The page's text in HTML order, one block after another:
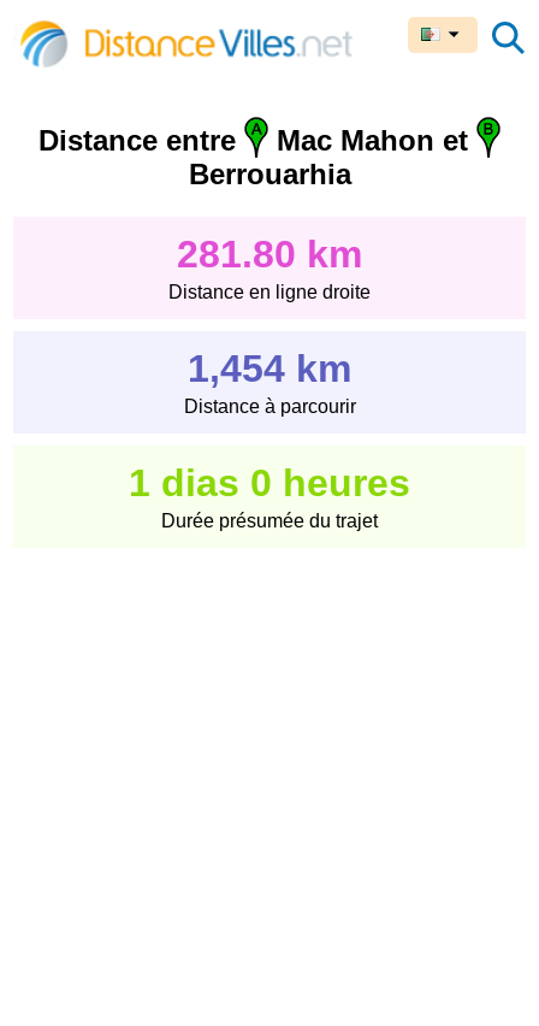
Distance entre
Mac Mahon et
Berrouarhia
281.80 km
Distance en ligne droite
1,454 km
Distance à parcourir
1 dias 0 heures
Durée présumée du trajet